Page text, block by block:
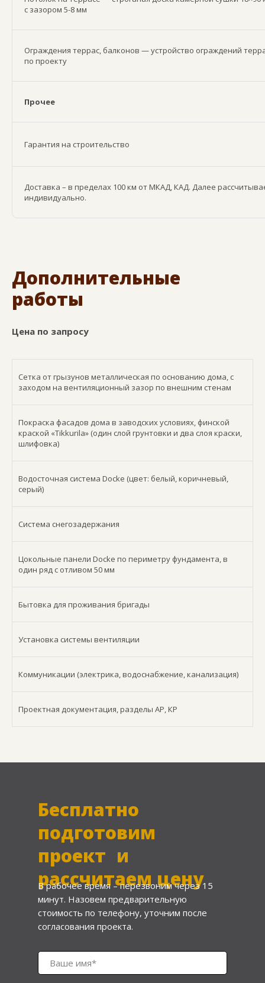
с зазором 5-8 мм
Ограждения террас, балконов — устройство ограждений
по проекту
Прочее
Гарантия на строительство
Доставка – в пределах 100 км от МКАД, КАД. Далее
индивидуально.
Дополнительные
работы
Цена по запросу
Сетка от грызунов металлическая по основанию дома, с
заходом на вентиляционный зазор по внешним стенам
Покраска фасадов дома в заводских условиях, финской
краской «Tikkurila» (один слой грунтовки и два слоя краски,
шлифовка)
Водосточная система Docke (цвет: белый, коричневый,
серый)
Система снегозадержания
Цокольные панели Docke по периметру фундамента, в
один ряд с отливом 50 мм
Бытовка для проживания бригады
Установка системы вентиляции
Коммуникации (электрика, водоснабжение, канализация)
Проектная документация, разделы АР, КР
Бесплатно
подготовим
проект и
рассчитаем цену
В рабочее время – перезвоним через 15
минут. Назовем предварительную
стоимость по телефону, уточним после
согласования проекта.
Ваше имя*